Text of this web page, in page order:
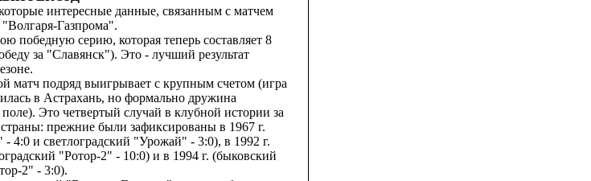
интересные данные, связанным с матчем
Газпрома".
победную серию, которая теперь составляет 8
за "Славянск"). Это - лучший результат
матч подряд выигрывает с крупным счетом (игра
в Астрахань, но формально дружина
Это четвертый случай в клубной истории за
прежние были зафиксированы в 1967 г.
и светлоградский "Урожай" - 3:0), в 1992 г.
"Ротор-2" - 10:0) и в 1994 г. (быковский
2" - 3:0).